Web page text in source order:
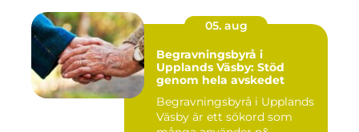
05. aug
Begravningsbyrå i
Upplands Väsby: Stöd
genom hela avskedet
Begravningsbyrå i Upplands
Väsby är ett sökord som